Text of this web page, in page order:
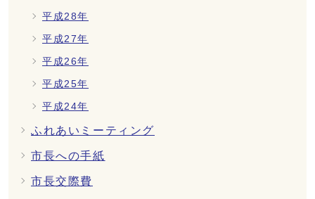
平成28年
平成27年
平成26年
平成25年
平成24年
ふれあいミーティング
市長への手紙
市長交際費